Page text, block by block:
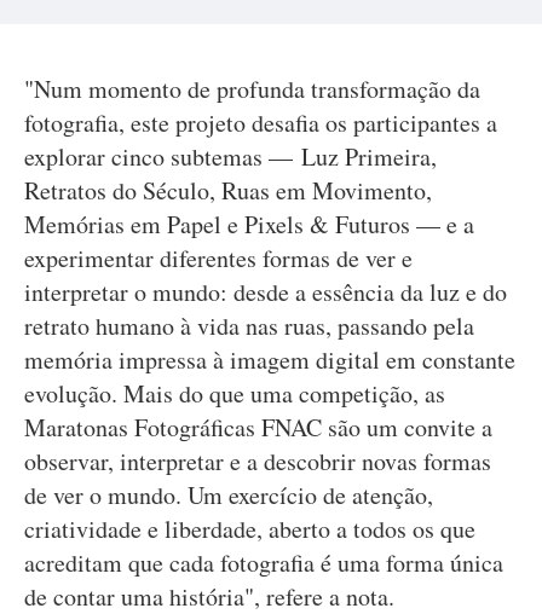
"Num momento de profunda transformação da
fotografia, este projeto desafia os participantes a
explorar cinco subtemas — Luz Primeira,
Retratos do Século, Ruas em Movimento,
Memórias em Papel e Pixels & Futuros — e a
experimentar diferentes formas de ver e
interpretar o mundo: desde a essência da luz e do
retrato humano à vida nas ruas, passando pela
memória impressa à imagem digital em constante
evolução. Mais do que uma competição, as
Maratonas Fotográficas FNAC são um convite a
observar, interpretar e a descobrir novas formas
de ver o mundo. Um exercício de atenção,
criatividade e liberdade, aberto a todos os que
acreditam que cada fotografia é uma forma única
de contar uma história", refere a nota.